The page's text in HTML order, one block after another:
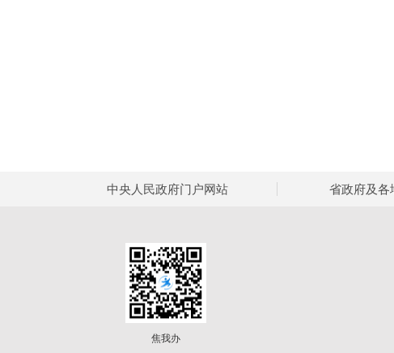
中央人民政府门户网站 省政府及各
焦我办